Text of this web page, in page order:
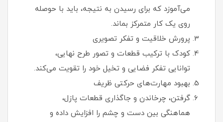
می‌آموزد که برای رسیدن به نتیجه، باید با حوصله
روی یک کار متمرکز بماند.
پرورش خلاقیت و تفکر تصویری
کودک با ترکیب قطعات و تصور طرح نهایی،
توانایی تفکر فضایی و تخیل خود را تقویت می‌کند.
بهبود مهارت‌های حرکتی ظریف
گرفتن، چرخاندن و جاگذاری قطعات پازل،
هماهنگی بین دست و چشم را افزایش داده و